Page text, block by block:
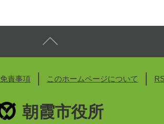
免責事項 このホームページについて
朝霞市役所